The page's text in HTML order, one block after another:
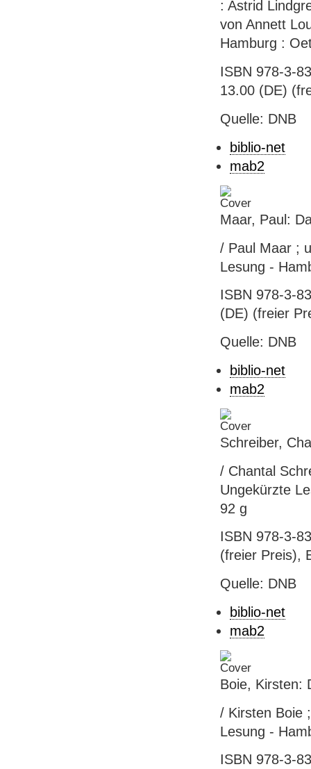
: Astrid
von Annett
Hamburg :
ISBN 978-3-
13.00 (DE)
Quelle: DNB
biblio-net
mab2
Maar, Paul:
/ Paul Maar ;
Lesung -
ISBN 978-3-
(DE) (freier
Quelle: DNB
biblio-net
mab2
Schreiber,
/ Chantal
Ungekürzte
92 g
ISBN 978-3-
(freier Preis),
Quelle: DNB
biblio-net
mab2
Boie, Kirsten:
/ Kirsten Boie
Lesung -
ISBN 978-3-